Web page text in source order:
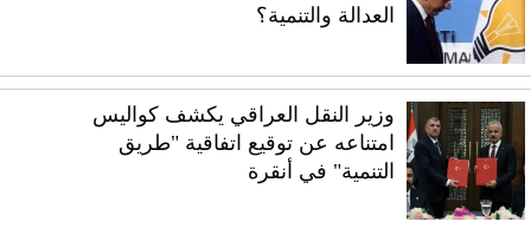
العدالة والتنمية؟
وزير النقل العراقي يكشف كواليس
امتناعه عن توقيع اتفاقية "طريق
التنمية" في أنقرة